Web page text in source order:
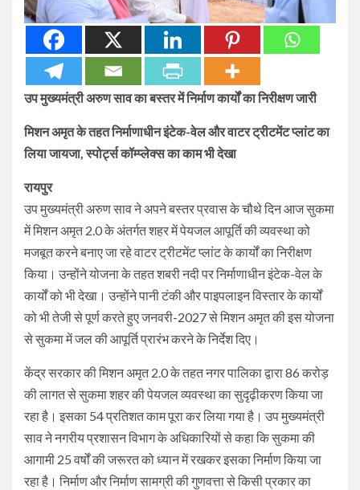
उप मुख्यमंत्री अरुण साव का बस्तर में निर्माण कार्यों का निरीक्षण जारी
मिशन अमृत के तहत निर्माणाधीन इंटेक-वेल और वाटर ट्रीटमेंट प्लांट का
लिया जायजा, स्पोर्ट्स कॉम्प्लेक्स का काम भी देखा
रायपुर
उप मुख्यमंत्री अरुण साव ने अपने बस्तर प्रवास के चौथे दिन आज सुकमा
में मिशन अमृत 2.0 के अंतर्गत शहर में पेयजल आपूर्ति की व्यवस्था को
मजबूत करने बनाए जा रहे वाटर ट्रीटमेंट प्लांट के कार्यों का निरीक्षण
किया। उन्होंने योजना के तहत शबरी नदी पर निर्माणाधीन इंटेक-वेल के
कार्यों को भी देखा। उन्होंने पानी टंकी और पाइपलाइन विस्तार के कार्यों
को भी तेजी से पूर्ण करते हुए जनवरी-2027 से मिशन अमृत की इस योजना
से सुकमा में जल की आपूर्ति प्रारंभ करने के निर्देश दिए।
केंद्र सरकार की मिशन अमृत 2.0 के तहत नगर पालिका द्वारा 86 करोड़
की लागत से सुकमा शहर की पेयजल व्यवस्था का सुदृढ़ीकरण किया जा
रहा है। इसका 54 प्रतिशत काम पूरा कर लिया गया है। उप मुख्यमंत्री
साव ने नगरीय प्रशासन विभाग के अधिकारियों से कहा कि सुकमा की
आगामी 25 वर्षों की जरूरत को ध्यान में रखकर इसका निर्माण किया जा
रहा है। निर्माण और निर्माण सामग्री की गुणवत्ता से किसी प्रकार का